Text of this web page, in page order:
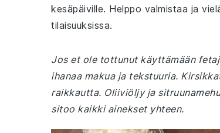
kesäpäiville. Helppo valmistaa ja
tilaisuuksissa.
Jos et ole tottunut käyttämään
ihanaa makua ja tekstuuria.
raikkautta. Oliiviöljy ja
sitoo kaikki ainekset yhteen.